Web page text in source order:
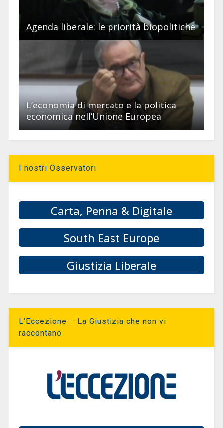
Agenda liberale: le priorità biopolitiche
L’economia di mercato e la politica
economica nell’Unione Europea
I nostri Osservatori
Carta, Penna & Digitale
South East Europe
Giustizia Liberale
L’Eccezione – La Giustizia che non vi
raccontano